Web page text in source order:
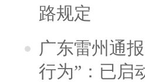
路规定
广东雷州通
行为”：已启